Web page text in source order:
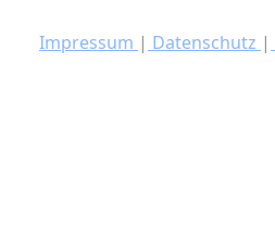
Impressum | Datenschutz |